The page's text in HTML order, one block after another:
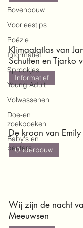
Bovenbouw
Voorleestips
Poëzie
Informatief
Sprookjes
Young Adult
Volwassenen
Doe-en
zoekboeken
Baby's en
peuters
Klimaatatlas van
Schutten en Tjarko
Informatief
De kroon van
Onderbouw
Wij zijn de nacht
Meeuwsen